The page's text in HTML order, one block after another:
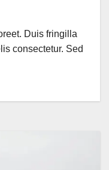
Duis fringilla
consectetur. Sed